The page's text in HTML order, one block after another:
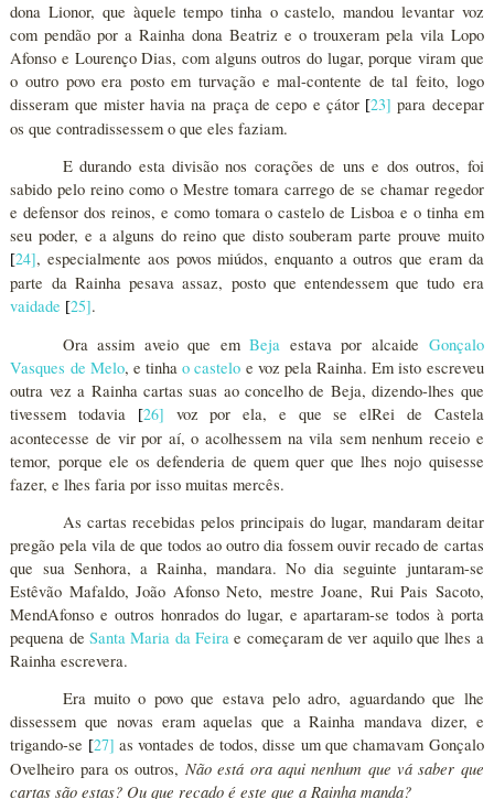
dona Lionor, que àquele tempo tinha o castelo, mandou levantar voz
com pendão por a Rainha dona Beatriz e o trouxeram pela vila Lopo
Afonso e Lourenço Dias, com alguns outros do lugar, porque viram que
o outro povo era posto em turvação e mal-contente de tal feito, logo
disseram que mister havia na praça de cepo e çátor [23] para decepar
os que contradissessem o que eles faziam.
E durando esta divisão nos corações de uns e dos outros, foi
sabido pelo reino como o Mestre tomara carrego de se chamar regedor
e defensor dos reinos, e como tomara o castelo de Lisboa e o tinha em
seu poder, e a alguns do reino que disto souberam parte prouve muito
[24], especialmente aos povos miúdos, enquanto a outros que eram da
parte da Rainha pesava assaz, posto que entendessem que tudo era
vaidade [25].
Ora assim aveio que emBeja estava por alcaide Gonçalo
Vasques de Melo, e tinhao castelo e voz pela Rainha. Em isto escreveu
outra vez a Rainha cartas suas ao concelho de Beja, dizendo-lhes que
tivessem todavia
[26] voz por ela, e que se elRei de Castela
acontecesse de vir por aí, o acolhessem na vila sem nenhum receio e
temor, porque ele os defenderia de quem quer que lhes nojo quisesse
fazer, e lhes faria por isso muitas mercês.
As cartas recebidas pelos principais do lugar, mandaram deitar
pregão pela vila de que todos ao outro dia fossem ouvir recado de cartas
que sua Senhora, a Rainha, mandara. No dia seguinte juntaram-se
Estêvão Mafaldo, João Afonso Neto, mestre Joane, Rui Pais Sacoto,
MendAfonso e outros honrados do lugar, e apartaram-se todos à porta
pequena deSanta Maria da Feira e começaram de ver aquilo que lhes a
Rainha escrevera.
Era muito o povo que estava pelo adro, aguardando que lhe
dissessem que novas eram aquelas que a Rainha mandava dizer, e
trigando-se [27] as vontades de todos, disse um que chamavam Gonçalo
Ovelheiro para os outros, Não está ora aqui nenhum que vá saber que
cartas são estas? Ou que recado é este que a Rainha manda?